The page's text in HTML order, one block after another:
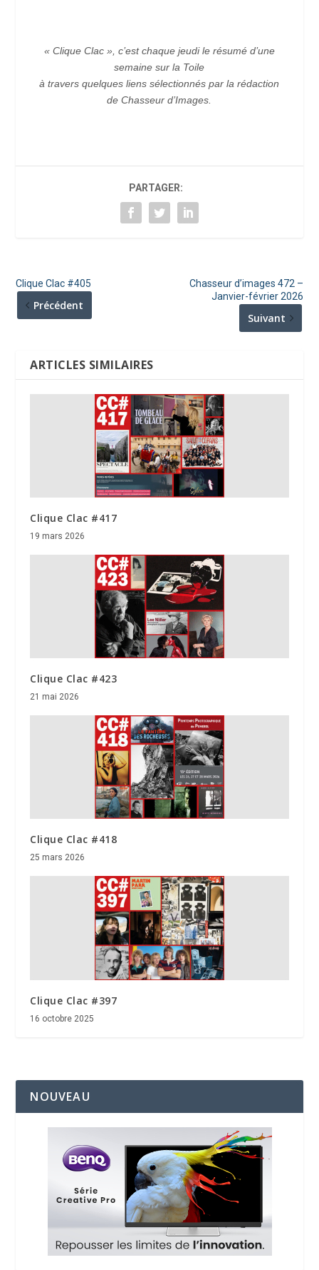
« Clique Clac », c’est chaque jeudi le résumé d’une
semaine sur la Toile
à travers quelques liens sélectionnés par la rédaction
de Chasseur d’Images.
PARTAGER:
Clique Clac #405
Précédent
Chasseur d’images 472 –
Janvier-février 2026
Suivant
ARTICLES SIMILAIRES
Clique Clac #417
19 mars 2026
Clique Clac #423
21 mai 2026
Clique Clac #418
25 mars 2026
Clique Clac #397
16 octobre 2025
NOUVEAU